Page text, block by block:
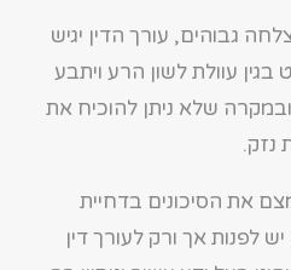
גבוהים, עורך הדין יגיש
עוולת לשון הרע ויתבע
שלא ניתן להוכיח את
נזק.
את הסיכונים בדחיית
לפנות אך ורק לעורך דין